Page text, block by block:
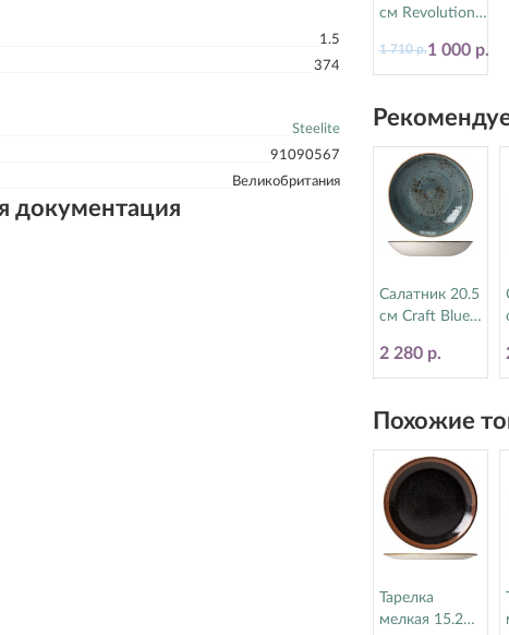
1.5
374
Steelite
91090567
Великобритания
документация
см Revolution
Steelite
(Стилайт)
1 000 р.
1 710 р.
Салатник 20.5
см Craft Blue
(Стилайт)
11300570
2 280 р.
Похожие
Тарелка
мелкая 15.25